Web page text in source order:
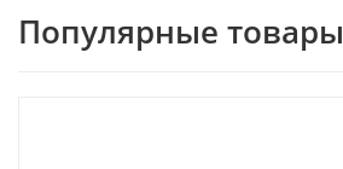
Популярные товары